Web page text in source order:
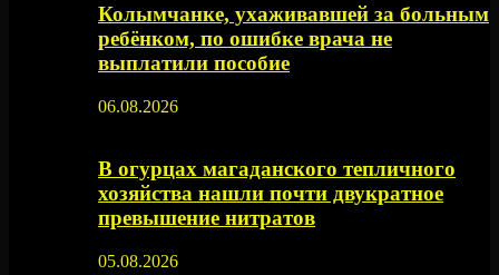
Колымчанке, ухаживавшей за больным
ребёнком, по ошибке врача не
выплатили пособие
06.08.2026
В огурцах магаданского тепличного
хозяйства нашли почти двукратное
превышение нитратов
05.08.2026